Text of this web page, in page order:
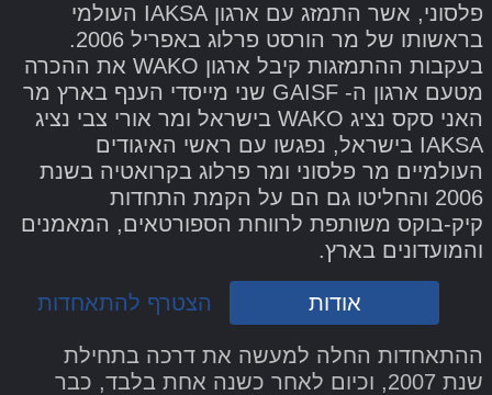
פלסוני, אשר התמזג עם ארגון IAKSA העולמי
בראשותו של מר הורסט פרלוג באפריל 2006.
בעקבות ההתמזגות קיבל ארגון WAKO את ההכרה
מטעם ארגון ה- GAISF שני מייסדי הענף בארץ מר
האני סקס נציג WAKO בישראל ומר אורי צבי נציג
IAKSA בישראל, נפגשו עם ראשי האיגודים
העולמיים מר פלסוני ומר פרלוג בקרואטיה בשנת
2006 והחליטו גם הם על הקמת התחדות
קיק-בוקס משותפת לרווחת הספורטאים, המאמנים
והמועדונים בארץ.
אודות הצטרף להתאחדות
ההתאחדות החלה למעשה את דרכה בתחילת
שנת 2007, וכיום לאחר כשנה אחת בלבד, כבר